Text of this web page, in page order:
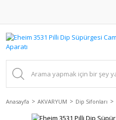
Anasayfa AKVARYUM Dip Sifonları